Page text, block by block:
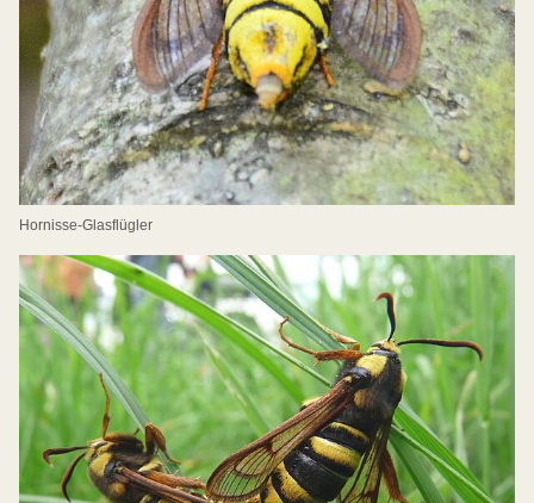
Hornisse-Glasflügler